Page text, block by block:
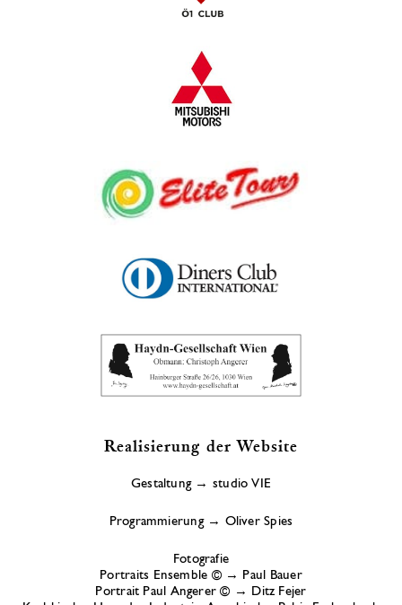
Realisierung der Website
Gestaltung → studio VIE
Programmierung → Oliver Spies
Fotografie
Portraits Ensemble © → Paul Bauer
Portrait Paul Angerer © → Ditz Fejer